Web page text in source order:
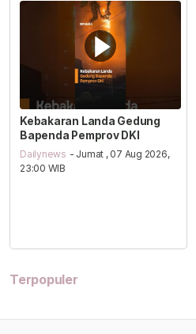
Kebakaran Landa Gedung
Bapenda Pemprov DKI
Dailynews - Jumat , 07 Aug 2026,
23:00 WIB
Terpopuler